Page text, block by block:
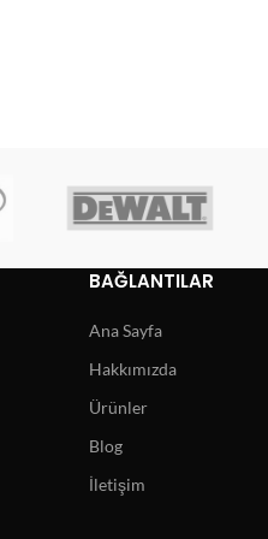
BAĞLANTILAR
Ana Sayfa
Hakkımızda
Ürünler
Blog
İletişim